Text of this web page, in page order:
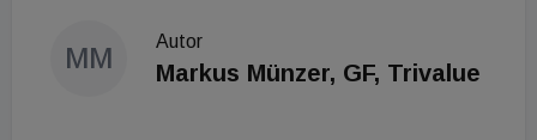
MM
Autor
Markus Münzer, GF, Trivalue